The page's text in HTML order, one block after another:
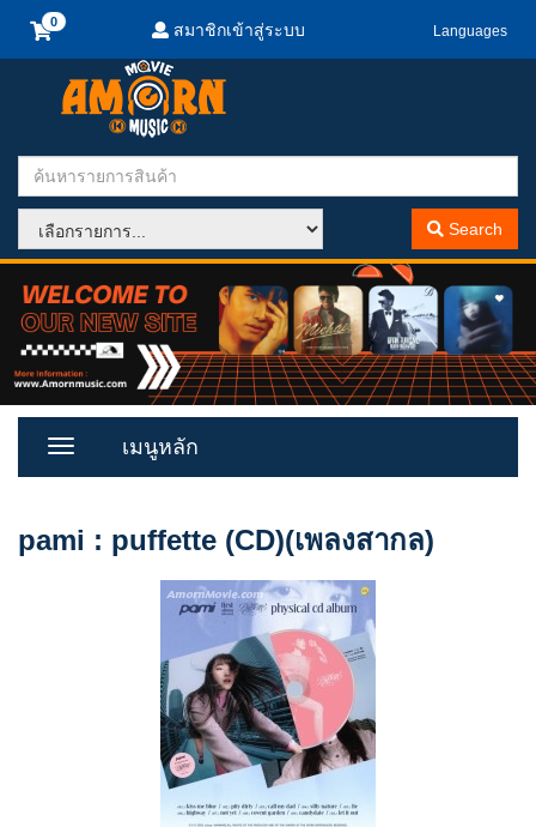
สมาชิกเข้าสู่ระบบ Languages
Search
Toggle
เมนูหลัก
pami : puffette (CD)(เพลงสากล)